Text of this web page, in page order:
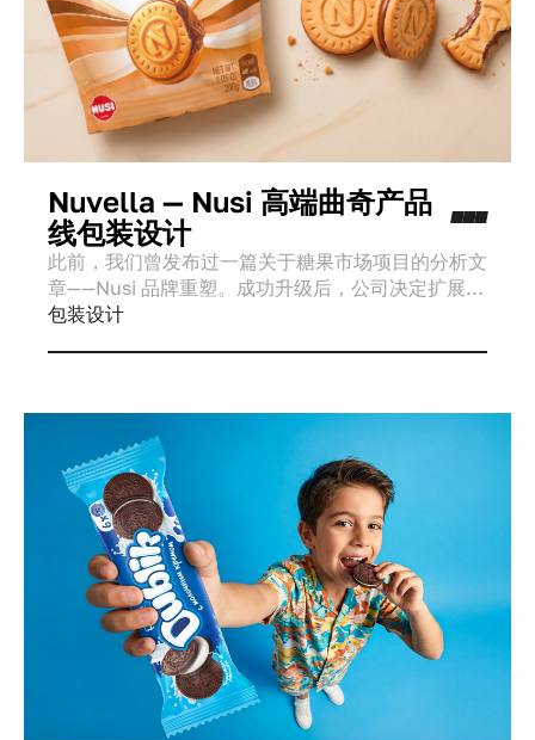
Nuvella — Nusi 高端曲奇产品
线包装设计
此前，我们曾发布过一篇关于糖果市场项目的分析文
章——Nusi 品牌重塑。成功升级后，公司决定扩展品
牌架构，转向“品牌矩阵”（House of Brands）战
包装设计